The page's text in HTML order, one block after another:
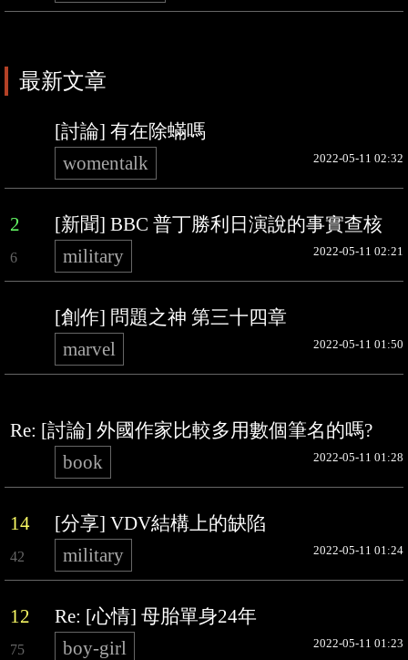
最新文章
[討論] 有在除蟎嗎
womentalk
2022-05-11 02:32
2 [新聞] BBC 普丁勝利日演說的事實查核
6 military 2022-05-11 02:21
[創作] 問題之神 第三十四章
marvel
2022-05-11 01:50
Re: [討論] 外國作家比較多用數個筆名的嗎?
book
2022-05-11 01:28
14 [分享] VDV結構上的缺陷
42 military 2022-05-11 01:24
12 Re: [心情] 母胎單身24年
75 boy-girl 2022-05-11 01:23